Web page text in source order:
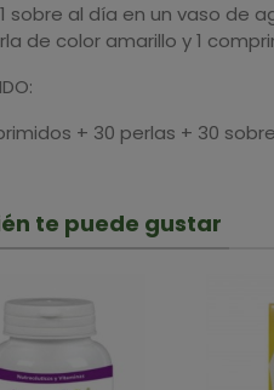
1 sobre al día en un vaso
de color amarillo y 1
+ 30 perlas + 30
te puede gustar